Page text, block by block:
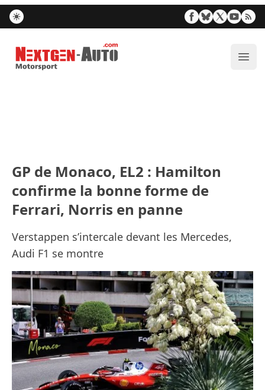
Nextgen-Auto.com
GP de Monaco, EL2 : Hamilton
confirme la bonne forme de
Ferrari, Norris en panne
Verstappen s’intercale devant les Mercedes,
Audi F1 se montre